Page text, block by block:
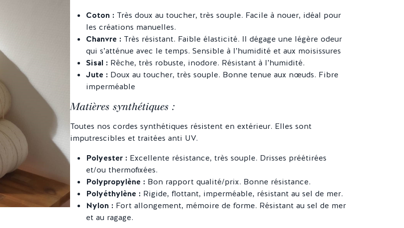
Coton : Très doux au toucher, très souple. Facile à nouer, idéal pour
les créations manuelles.
Chanvre : Très résistant. Faible élasticité. Il dégage une légère odeur
qui s’atténue avec le temps. Sensible à l’humidité et aux moisissures
Sisal : Rêche, très robuste, inodore. Résistant à l’humidité.
Jute : Doux au toucher, très souple. Bonne tenue aux nœuds. Fibre
imperméable
Matières synthétiques :
Toutes nos cordes synthétiques résistent en extérieur. Elles sont
imputrescibles et traitées anti UV.
Polyester : Excellente résistance, très souple. Drisses préétirées
et/ou thermofixées.
Polypropylène : Bon rapport qualité/prix. Bonne résistance.
Polyéthylène : Rigide, flottant, imperméable, résistant au sel de mer.
Nylon : Fort allongement, mémoire de forme. Résistant au sel de mer
et au ragage.